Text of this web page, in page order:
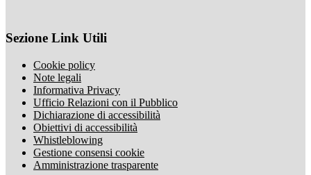
Sezione Link Utili
Cookie policy
Note legali
Informativa Privacy
Ufficio Relazioni con il Pubblico
Dichiarazione di accessibilità
Obiettivi di accessibilità
Whistleblowing
Gestione consensi cookie
Amministrazione trasparente